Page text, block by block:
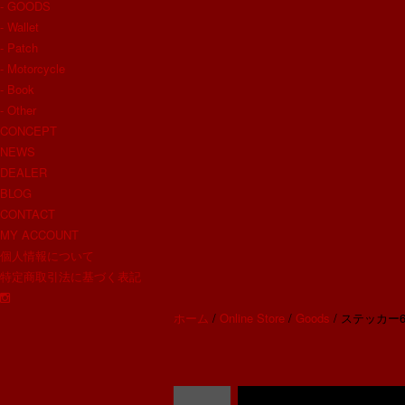
- GOODS
- Wallet
- Patch
- Motorcycle
- Book
- Other
CONCEPT
NEWS
DEALER
BLOG
CONTACT
MY ACCOUNT
個人情報について
特定商取引法に基づく表記
ホーム / Online Store / Goods / ステッカー